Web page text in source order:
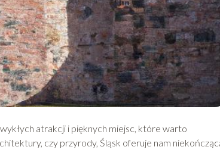
atrakcji i pięknych miejsc, które warto
czy przyrody, Śląsk oferuje nam